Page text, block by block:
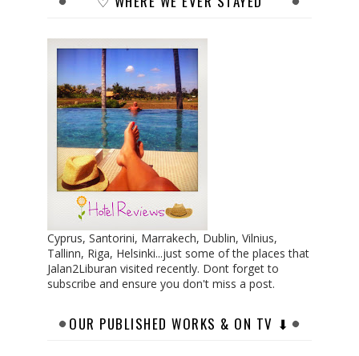
Cyprus, Santorini, Marrakech, Dublin, Vilnius,
Tallinn, Riga, Helsinki...just some of the places that
Jalan2Liburan visited recently. Dont forget to
subscribe and ensure you don't miss a post.
OUR PUBLISHED WORKS & ON TV ⬇︎